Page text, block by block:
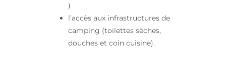
)
l’accès aux infrastructures de
camping (toilettes sèches,
douches et coin cuisine).